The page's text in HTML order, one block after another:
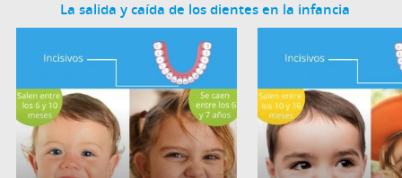
La salida y caída de los dientes en la infancia